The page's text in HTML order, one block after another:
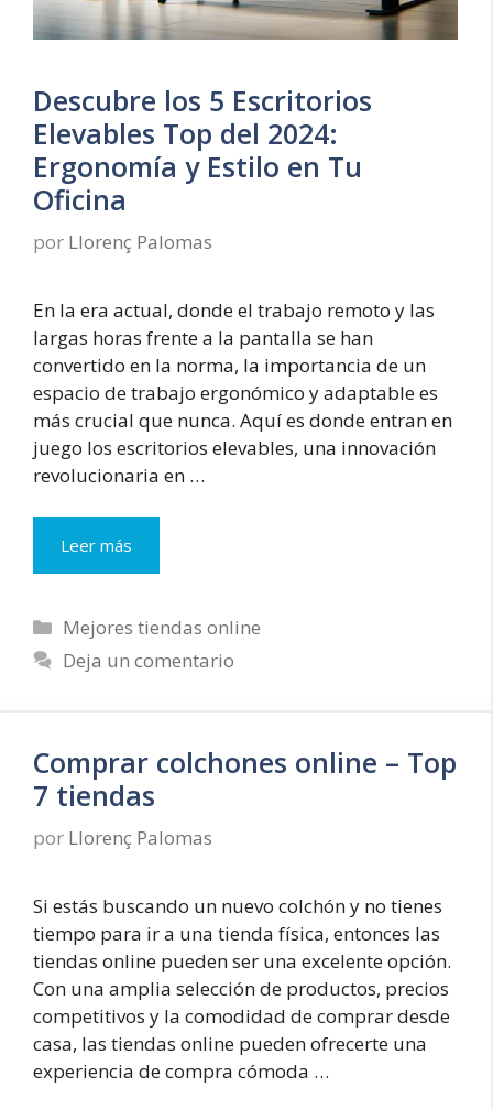
Descubre los 5 Escritorios
Elevables Top del 2024:
Ergonomía y Estilo en Tu
Oficina
por Llorenç Palomas
En la era actual, donde el trabajo remoto y las
largas horas frente a la pantalla se han
convertido en la norma, la importancia de un
espacio de trabajo ergonómico y adaptable es
más crucial que nunca. Aquí es donde entran en
juego los escritorios elevables, una innovación
revolucionaria en …
Leer más
los
Escritorios
Elevables
Top
y
Estilo
en
Tu
Categorías
Mejores tiendas online
Deja un comentario
Comprar colchones online – Top
7 tiendas
por Llorenç Palomas
Si estás buscando un nuevo colchón y no tienes
tiempo para ir a una tienda física, entonces las
tiendas online pueden ser una excelente opción.
Con una amplia selección de productos, precios
competitivos y la comodidad de comprar desde
casa, las tiendas online pueden ofrecerte una
experiencia de compra cómoda …